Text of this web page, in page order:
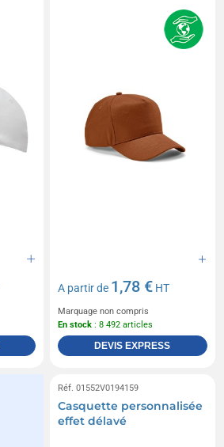
A partir de 1,78 € HT
Marquage non compris
En stock : 8 492 articles
DEVIS EXPRESS
Réf. 01552V0194159
Casquette personnalisée
effet délavé